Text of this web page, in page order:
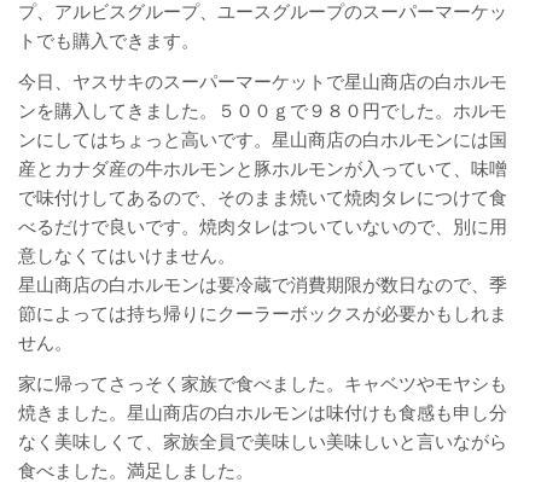
プ、アルビスグループ、ユースグループのスーパーマーケッ
トでも購入できます。
今日、ヤスサキのスーパーマーケットで星山商店の白ホルモ
ンを購入してきました。５００ｇで９８０円でした。ホルモ
ンにしてはちょっと高いです。星山商店の白ホルモンには国
産とカナダ産の牛ホルモンと豚ホルモンが入っていて、味噌
で味付けしてあるので、そのまま焼いて焼肉タレにつけて食
べるだけで良いです。焼肉タレはついていないので、別に用
意しなくてはいけません。
星山商店の白ホルモンは要冷蔵で消費期限が数日なので、季
節によっては持ち帰りにクーラーボックスが必要かもしれま
せん。
家に帰ってさっそく家族で食べました。キャベツやモヤシも
焼きました。星山商店の白ホルモンは味付けも食感も申し分
なく美味しくて、家族全員で美味しい美味しいと言いながら
食べました。満足しました。